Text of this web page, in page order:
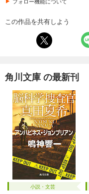
この作品を共有しよう
角川文庫 の最新刊
小説・文芸